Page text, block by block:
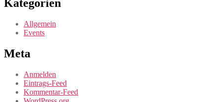
Kategorien
Allgemein
Events
Meta
Anmelden
Eintrags-Feed
Kommentar-Feed